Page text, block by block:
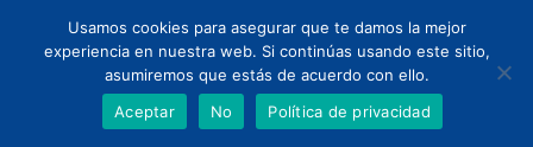
Todos los derechos © 2026 | Funciona gracias a
Tema Astra para
WordPress
Usamos cookies para asegurar que te damos la mejor
experiencia en nuestra web. Si continúas usando este sitio,
asumiremos que estás de acuerdo con ello.
Aceptar
No Política de privacidad